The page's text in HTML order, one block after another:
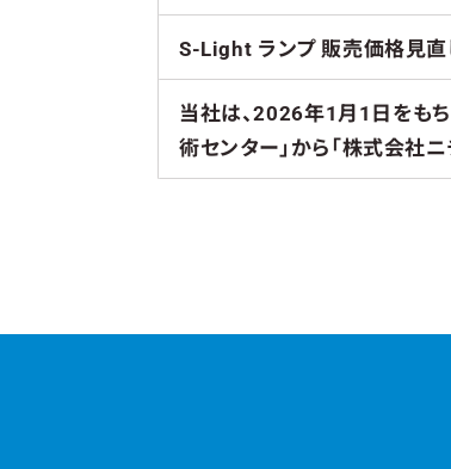
S-Light ランプ 販売価格見直
当社は、2026年1月1日をも
術センター」から「株式会社